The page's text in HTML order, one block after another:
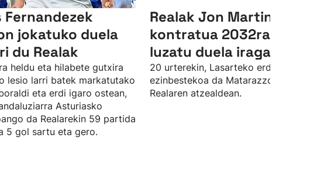
Fernandezek
jokatuko duela
du Realak
heldu eta hilabete gutxira
lesio larri batek markatutako
eta erdi igaro ostean,
Asturiasko
da Realarekin 59 partida
5 gol sartu eta gero.
Realak Jon Martinen
kontratua 2032ra arte
luzatu duela iragarri du
20 urterekin, Lasarteko erdiko
ezinbestekoa da Matarazzorentzat
Realaren atzealdean.